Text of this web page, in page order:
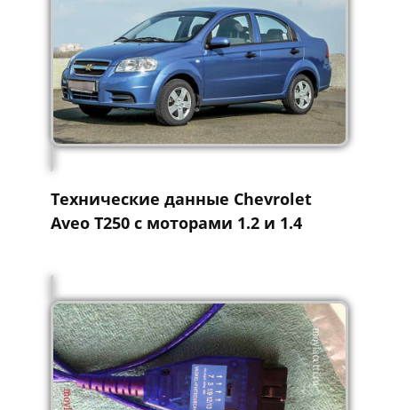
Технические данные Chevrolet
Aveo Т250 с моторами 1.2 и 1.4